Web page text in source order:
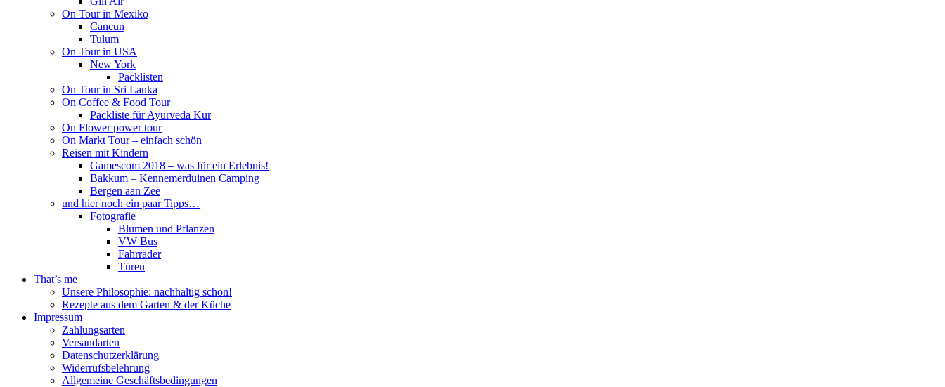
On Tour in Mexiko
Cancun
Tulum
On Tour in USA
New York
Packlisten
On Tour in Sri Lanka
On Coffee & Food Tour
Packliste für Ayurveda Kur
On Flower power tour
On Markt Tour – einfach schön
Reisen mit Kindern
Gamescom 2018 – was für ein Erlebnis!
Bakkum – Kennemerduinen Camping
Bergen aan Zee
und hier noch ein paar Tipps…
Fotografie
Blumen und Pflanzen
VW Bus
Fahrräder
Türen
That’s me
Unsere Philosophie: nachhaltig schön!
Rezepte aus dem Garten & der Küche
Impressum
Zahlungsarten
Versandarten
Datenschutzerklärung
Widerrufsbelehrung
Allgemeine Geschäftsbedingungen